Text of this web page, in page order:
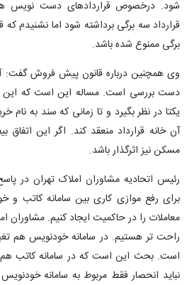
شود. درخصوص قراردادهای دست نویس هم
قرارداد سه برگی برداشته شود اما نشنیدم که
برگی ممنوع شده باشد.
وی همچنین درباره قانون پیش فروش گفت:
دست بررسی است. مساله این است که این
یکتا در نظر بگیرد و تا زمانی که سند به نام
آن خانه قرارداد منعقد کند. اگر این
مسکن نیز اثرگذار باشد.
رئیس اتحادیه مشاوران املاک تهران در
برای رفع موازی کاری بین سامانه کاتب و
معاملات را در حاکمیت ایجاد کنیم. مشاوران
راحت تر هستیم. در سامانه خودنویس هم
است. بحث این است که در سامانه کاتب هم
نباید انحصار فقط مربوط به سامانه